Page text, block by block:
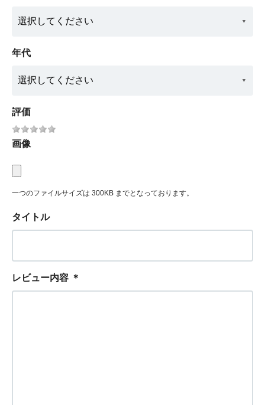
年代
評価
画像
一つのファイルサイズは 300KB までとなっております。
タイトル
レビュー内容 ＊